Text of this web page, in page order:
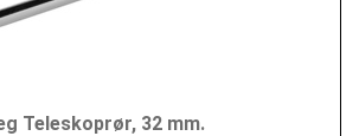
Teleskoprør, 32 mm.